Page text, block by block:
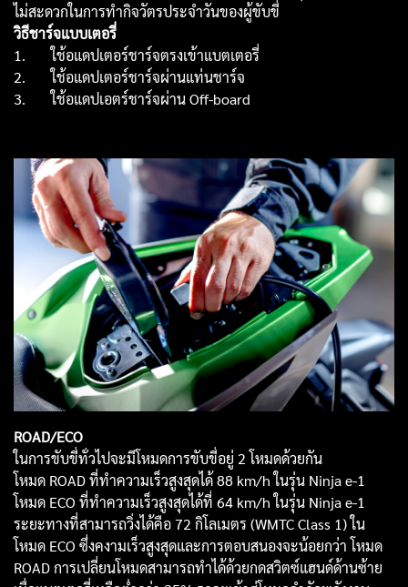
ไม่สะดวกในการทำกิจวัตรประจำวันของผู้ขับขี่
วิธีชาร์จแบบเตอรี่
1. ใช้อแดปเตอร์ชาร์จตรงเข้าแบตเตอรี่
2. ใช้อแดปเตอร์ชาร์จผ่านแท่นชาร์จ
3. ใช้อแดปเอตร์ชาร์จผ่าน Off-board
ROAD/ECO
ในการขับขี่ทั่วไปจะมีโหมดการขับขี่อยู่ 2 โหมดด้วยกัน
โหมด ROAD ที่ทำความเร็วสูงสุดได้ 88 km/h ในรุ่น Ninja e-1
โหมด ECO ที่ทำความเร็วสูงสุดได้ที่ 64 km/h ในรุ่น Ninja e-1
ระยะทางที่สามารถวิ่งได้คือ 72 กิโลเมตร (WMTC Class 1) ใน
โหมด ECO ซึ่งคงามเร็วสูงสุดและการตอบสนองจะน้อยกว่า โหมด
ROAD การเปลี่ยนโหมดสามารถทำได้ด้วยกดสวิตซ์แฮนด์ด้านซ้าย